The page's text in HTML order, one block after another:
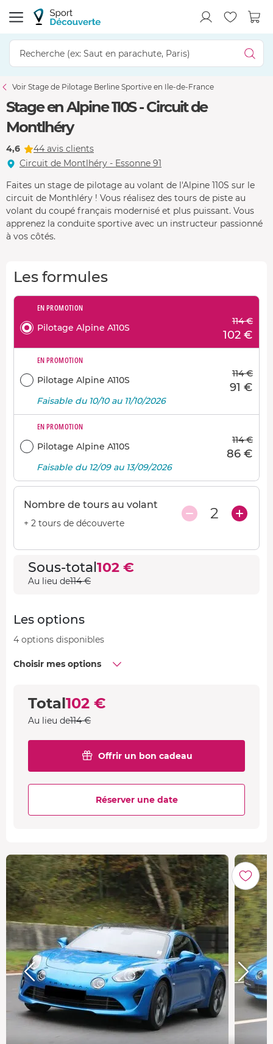
Voir Stage de Pilotage Berline Sportive en Ile-de-France
Stage en Alpine 110S - Circuit de
Montlhéry
4,6
44 avis clients
Circuit de Montlhéry - Essonne 91
Faites un stage de pilotage au volant de l'Alpine 110S sur le
circuit de Monthléry ! Vous réalisez des tours de piste au
volant du coupé français modernisé et plus puissant. Vous
apprenez la conduite sportive avec un instructeur passionné
à vos côtés.
Les formules
EN PROMOTION
Pilotage Alpine A110S
114 €
102 €
EN PROMOTION
Pilotage Alpine A110S
114 €
91 €
Faisable du 10/10 au 11/10/2026
EN PROMOTION
Pilotage Alpine A110S
114 €
86 €
Faisable du 12/09 au 13/09/2026
Nombre de tours au volant
+ 2 tours de découverte
2
Sous-total102 €
Au lieu de114 €
Les options
4 options disponibles
Choisir mes options
Total102 €
Au lieu de114 €
Offrir un bon cadeau
Réserver une date